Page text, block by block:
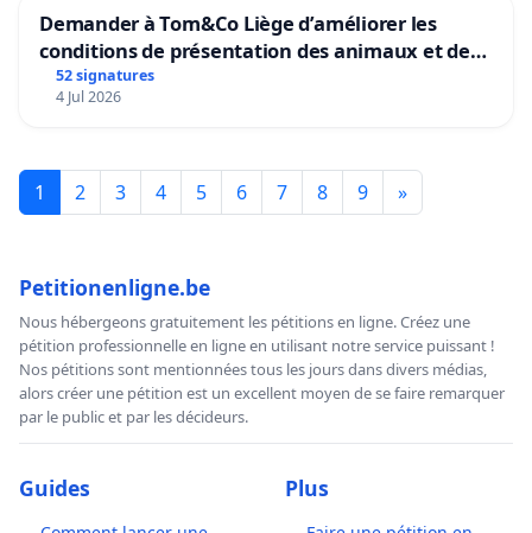
Demander à Tom&Co Liège d’améliorer les
conditions de présentation des animaux et de
mettre fin à la vente d’animaux en magasin
52 signatures
4 Jul 2026
1 2 3 4 5 6 7 8 9 »
Petitionenligne.be
Nous hébergeons gratuitement les pétitions en ligne. Créez une
pétition professionnelle en ligne en utilisant notre service puissant !
Nos pétitions sont mentionnées tous les jours dans divers médias,
alors créer une pétition est un excellent moyen de se faire remarquer
par le public et par les décideurs.
Guides Plus